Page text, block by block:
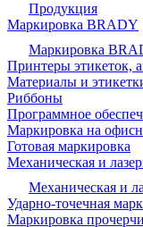
Продукция
Маркировка BRADY
Маркировка
Принтеры этикеток,
Материалы и
Риббоны
Программное
Маркировка на
Готовая маркировка
Механическая и
Механическая и
Ударно-точечная
Маркировка